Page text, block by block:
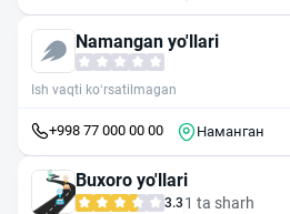
Namangan yo'llari
Ish vaqti ko‘rsatilmagan
+998 77 000 00 00 Наманган
Buxoro yo'llari
3.3 1 ta sharh